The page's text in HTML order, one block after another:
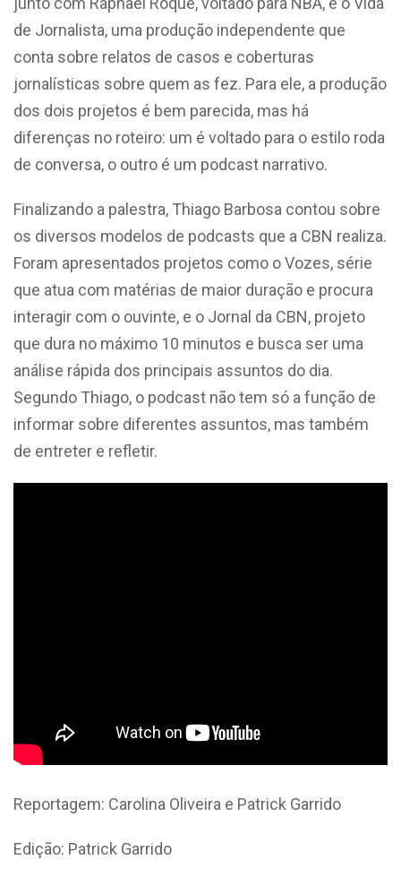
de Jornalista, uma produção independente que
conta sobre relatos de casos e coberturas
jornalísticas sobre quem as fez. Para ele, a produção
dos dois projetos é bem parecida, mas há
diferenças no roteiro: um é voltado para o estilo roda
de conversa, o outro é um podcast narrativo.
Finalizando a palestra, Thiago Barbosa contou sobre
os diversos modelos de podcasts que a CBN realiza.
Foram apresentados projetos como o Vozes, série
que atua com matérias de maior duração e procura
interagir com o ouvinte, e o Jornal da CBN, projeto
que dura no máximo 10 minutos e busca ser uma
análise rápida dos principais assuntos do dia.
Segundo Thiago, o podcast não tem só a função de
informar sobre diferentes assuntos, mas também
de entreter e refletir.
Reportagem: Carolina Oliveira e Patrick Garrido
Edição: Patrick Garrido